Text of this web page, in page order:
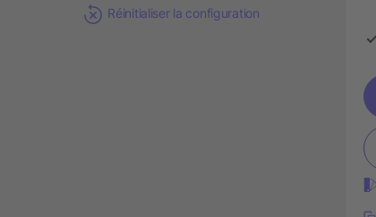
Réinitialiser la configuration